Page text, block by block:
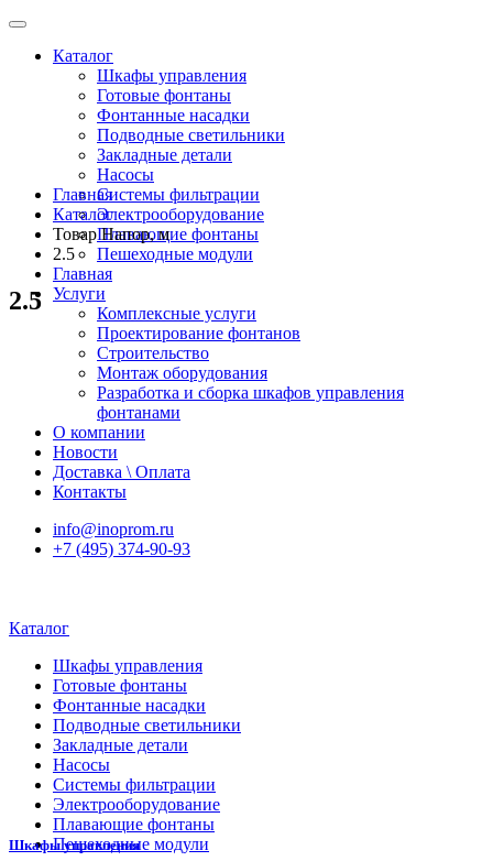
Каталог
Шкафы управления
Готовые фонтаны
Фонтанные насадки
Подводные светильники
Закладные детали
Насосы
Системы фильтрации
Электрооборудование
Плавающие фонтаны
Пешеходные модули
Главная
Услуги
Комплексные услуги
Проектирование фонтанов
Строительство
Монтаж оборудования
Разработка и сборка шкафов управления
фонтанами
О компании
Новости
Доставка \ Оплата
Контакты
info@inoprom.ru
+7 (495) 374-90-93
Каталог
Шкафы управления
Готовые фонтаны
Фонтанные насадки
Подводные светильники
Закладные детали
Насосы
Системы фильтрации
Электрооборудование
Плавающие фонтаны
Пешеходные модули
Главная
Каталог
Товар Напор, м
2.5
2.5
Шкафы управления